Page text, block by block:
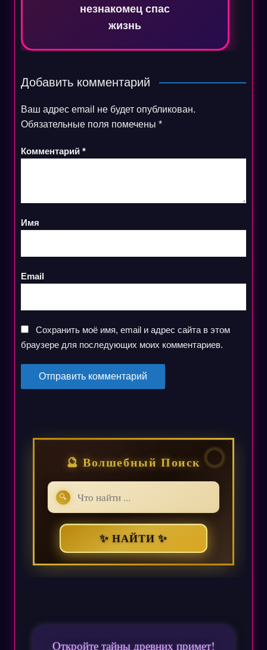
незнакомец спас
жизнь
Добавить комментарий
Ваш адрес email не будет опубликован.
Обязательные поля помечены *
Комментарий *
Имя
Email
Сохранить моё имя, email и адрес сайта в этом
браузере для последующих моих комментариев.
🔮 Волшебный Поиск
🔍
✨ НАЙТИ ✨
Откройте тайны древних примет!